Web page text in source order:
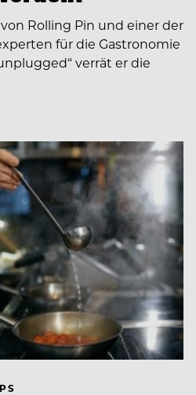
Rolling Pin und einer der
für die Gastronomie
verrät er die